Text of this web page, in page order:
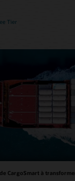
Tier
CargoSmart à